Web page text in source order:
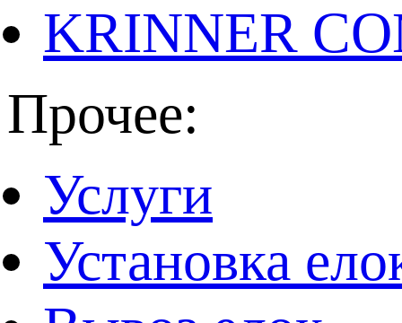
KRINNER
Прочее:
Услуги
Установка